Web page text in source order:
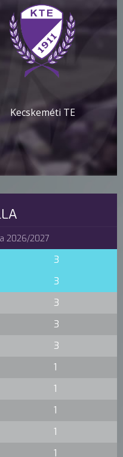
Kecskeméti TE
2026/2027
3
3
3
3
3
1
1
1
1
1